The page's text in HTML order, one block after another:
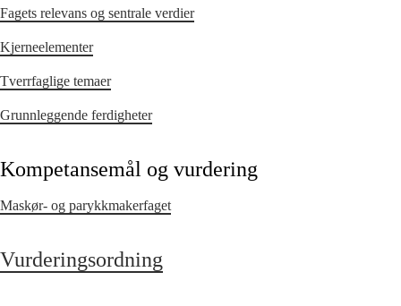
Fagets relevans og sentrale verdier
Kjerneelementer
Tverrfaglige temaer
Grunnleggende ferdigheter
Kompetansemål og vurdering
Maskør- og parykkmakerfaget
Vurderingsordning